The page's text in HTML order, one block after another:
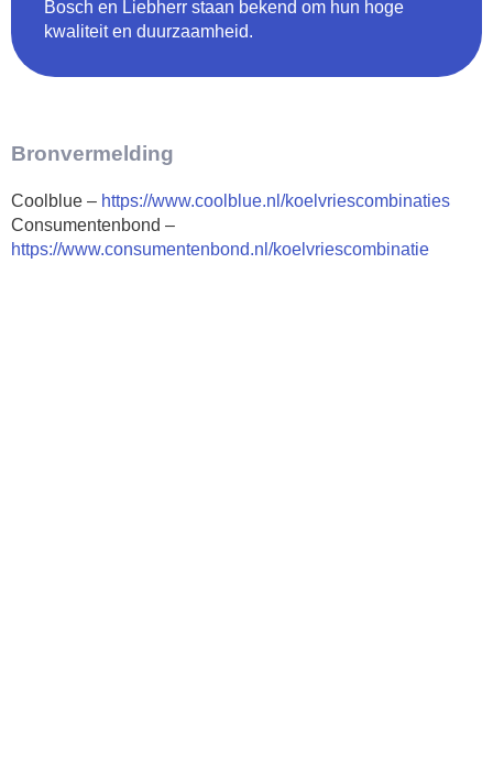
Bosch en Liebherr staan bekend om hun hoge
kwaliteit en duurzaamheid.
Bronvermelding
Coolblue – https://www.coolblue.nl/koelvriescombinaties
Consumentenbond –
https://www.consumentenbond.nl/koelvriescombinatie